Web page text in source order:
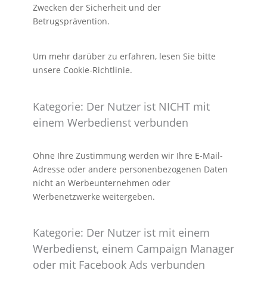
Zwecken der Sicherheit und der
Betrugsprävention.
Um mehr darüber zu erfahren, lesen Sie bitte
unsere Cookie-Richtlinie.
Kategorie: Der Nutzer ist NICHT mit
einem Werbedienst verbunden
Ohne Ihre Zustimmung werden wir Ihre E-Mail-
Adresse oder andere personenbezogenen Daten
nicht an Werbeunternehmen oder
Werbenetzwerke weitergeben.
Kategorie: Der Nutzer ist mit einem
Werbedienst, einem Campaign Manager
oder mit Facebook Ads verbunden